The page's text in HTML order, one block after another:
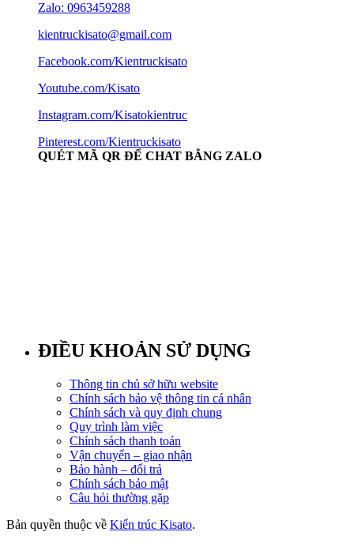
Zalo: 0963459288
kientruckisato@gmail.com
Facebook.com/Kientruckisato
Youtube.com/Kisato
Instagram.com/Kisatokientruc
Pinterest.com/Kientruckisato
QUÉT MÃ QR ĐỂ CHAT BẰNG ZALO
ĐIỀU KHOẢN SỬ DỤNG
Thông tin chủ sở hữu website
Chính sách bảo vệ thông tin cá nhân
Chính sách và quy định chung
Quy trình làm việc
Chính sách thanh toán
Vận chuyển – giao nhận
Bảo hành – đổi trả
Chính sách bảo mật
Câu hỏi thường gặp
Bản quyền thuộc về Kiến trúc Kisato.